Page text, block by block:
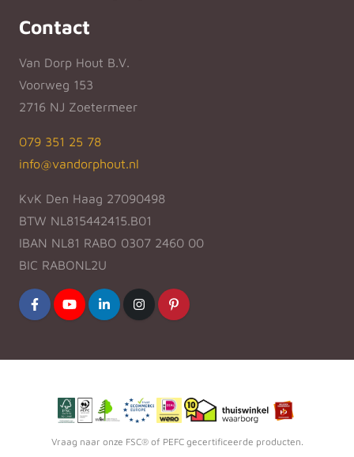
Contact
Van Dorp Hout B.V.
Voorweg 153
2716 NJ Zoetermeer
079 351 25 78
info@vandorphout.nl
KvK Den Haag 27090498
BTW NL815442415.B01
IBAN NL81 RABO 0307 2460 00
BIC RABONL2U
Vraag naar onze FSC® of PEFC gecertificeerde producten.